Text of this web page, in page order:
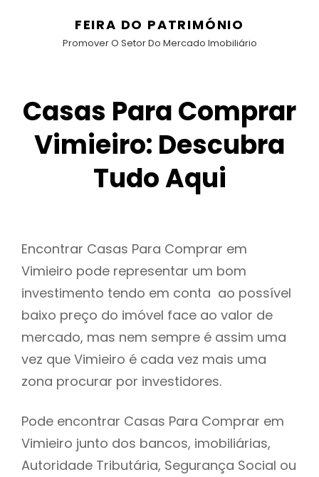
FEIRA DO PATRIMÓNIO
Promover O Setor Do Mercado Imobiliário
Casas Para Comprar
Vimieiro: Descubra
Tudo Aqui
Encontrar Casas Para Comprar em
Vimieiro pode representar um bom
investimento tendo em conta ao possível
baixo preço do imóvel face ao valor de
mercado, mas nem sempre é assim uma
vez que Vimieiro é cada vez mais uma
zona procurar por investidores.
Pode encontrar Casas Para Comprar em
Vimieiro junto dos bancos, imobiliárias,
Autoridade Tributária, Segurança Social ou